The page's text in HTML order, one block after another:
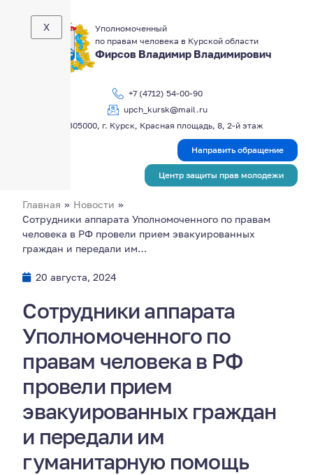
Уполномоченный
по правам человека в Курской области
Фирсов Владимир Владимирович
+7 (4712) 54-00-90
upch_kursk@mail.ru
305000, г. Курск, Красная площадь, 8, 2-й этаж
X
Направить обращение
Центр защиты прав молодежи
Главная » Новости »
Сотрудники аппарата Уполномоченного по правам
человека в РФ провели прием эвакуированных
граждан и передали им…
20 августа, 2024
Сотрудники аппарата
Уполномоченного по
правам человека в РФ
провели прием
эвакуированных граждан
и передали им
гуманитарную помощь